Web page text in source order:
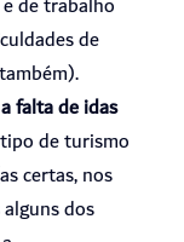
de
falta de idas
de turismo
certas, nos
dos